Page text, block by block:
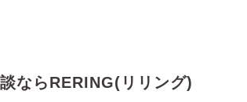
ならRERING(リリング)